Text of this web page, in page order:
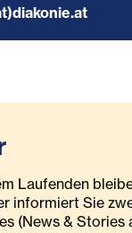
Laufenden
informiert Sie
(News & Stories